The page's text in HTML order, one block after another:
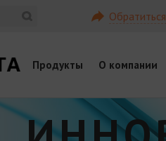
Продукты О компании